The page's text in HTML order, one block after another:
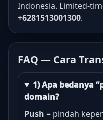
Indonesia. Limited-
+6281513001300.
FAQ — Cara
1) Apa bedanya
domain?
Push = pindah